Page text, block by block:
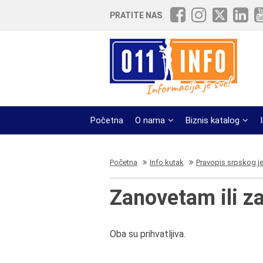
PRATITE NAS
Početna O nama Biznis katalog
Početna Info kutak Pravopis srpskog
Zanovetam ili
Oba su prihvatljiva.